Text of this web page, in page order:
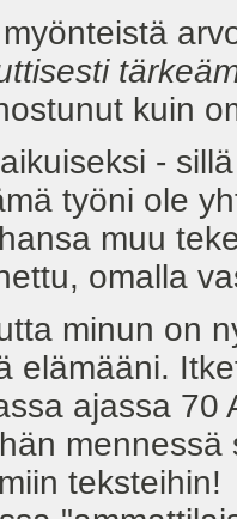
kuin
-
työni ole
muu
omalla
on nyt
elämääni.
ajassa 70
teksteihin!